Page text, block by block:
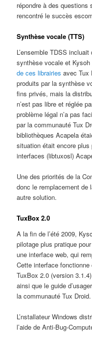
répondre à des questions
rencontré le succès
Synthèse vocale (TTS)
L’ensemble TDSS
synthèse vocale et
de ces librairies avec Tux
produits par la synthèse
fins privés, mais la
n’est pas libre et réglée
problème légal n’a pas
par la communauté Tux
bibliothèques Acapela
situation était encore
interfaces (libtuxosl)
Une des priorités de la
donc le remplacement de
autre solution.
TuxBox 2.0
A la fin de l’été 2009,
pilotage plus pratique
une interface web, qui
Cette interface fonctionne
TuxBox 2.0 (version
ainsi que le guide
la communauté Tux Droid.
L’nstallateur Windows
l’aide de Anti-Bug-